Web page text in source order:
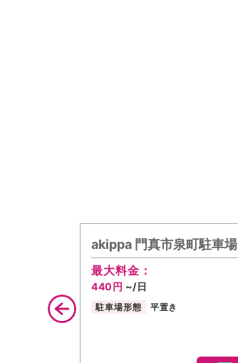
akippa 門真市泉町駐車場
最大料金：
440円 ~/日
駐車場形態 平置き